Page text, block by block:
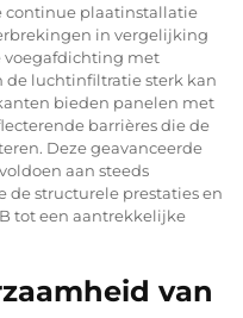
plaatinstallatie
in vergelijking
voegafdichting met
de luchtinfiltratie sterk kan
bieden panelen met
barrières die de
Deze geavanceerde
aan steeds
de structurele prestaties en
tot een aantrekkelijke
van